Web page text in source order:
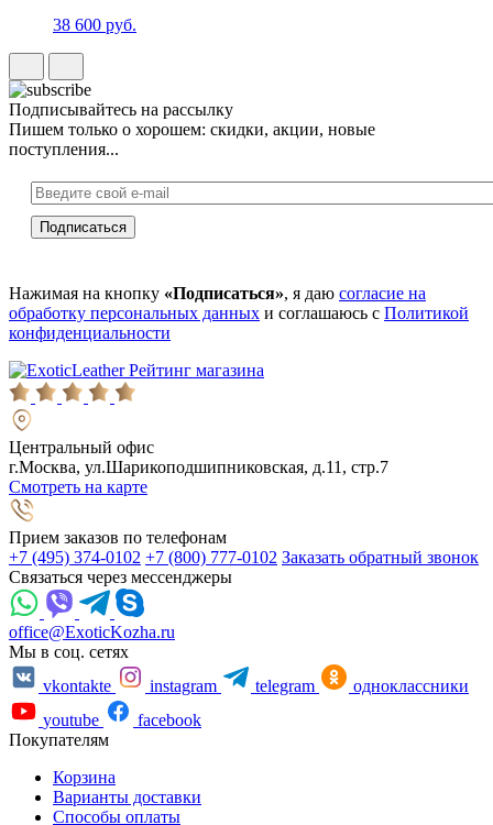
38 600 руб.
Подписывайтесь на рассылку
Пишем только о хорошем: скидки, акции, новые
поступления...
Нажимая на кнопку «Подписаться», я даю согласие на
обработку персональных данных и соглашаюсь с Политикой
конфиденциальности
Рейтинг магазина
Центральный офис
г.Москва, ул.Шарикоподшипниковская, д.11, стр.7
Смотреть на карте
Прием заказов по телефонам
+7 (495) 374-0102 +7 (800) 777-0102 Заказать обратный звонок
Связаться через мессенджеры
office@ExoticKozha.ru
Мы в соц. сетях
vkontakte
instagram telegram
одноклассники
youtube
facebook
Покупателям
Корзина
Варианты доставки
Способы оплаты